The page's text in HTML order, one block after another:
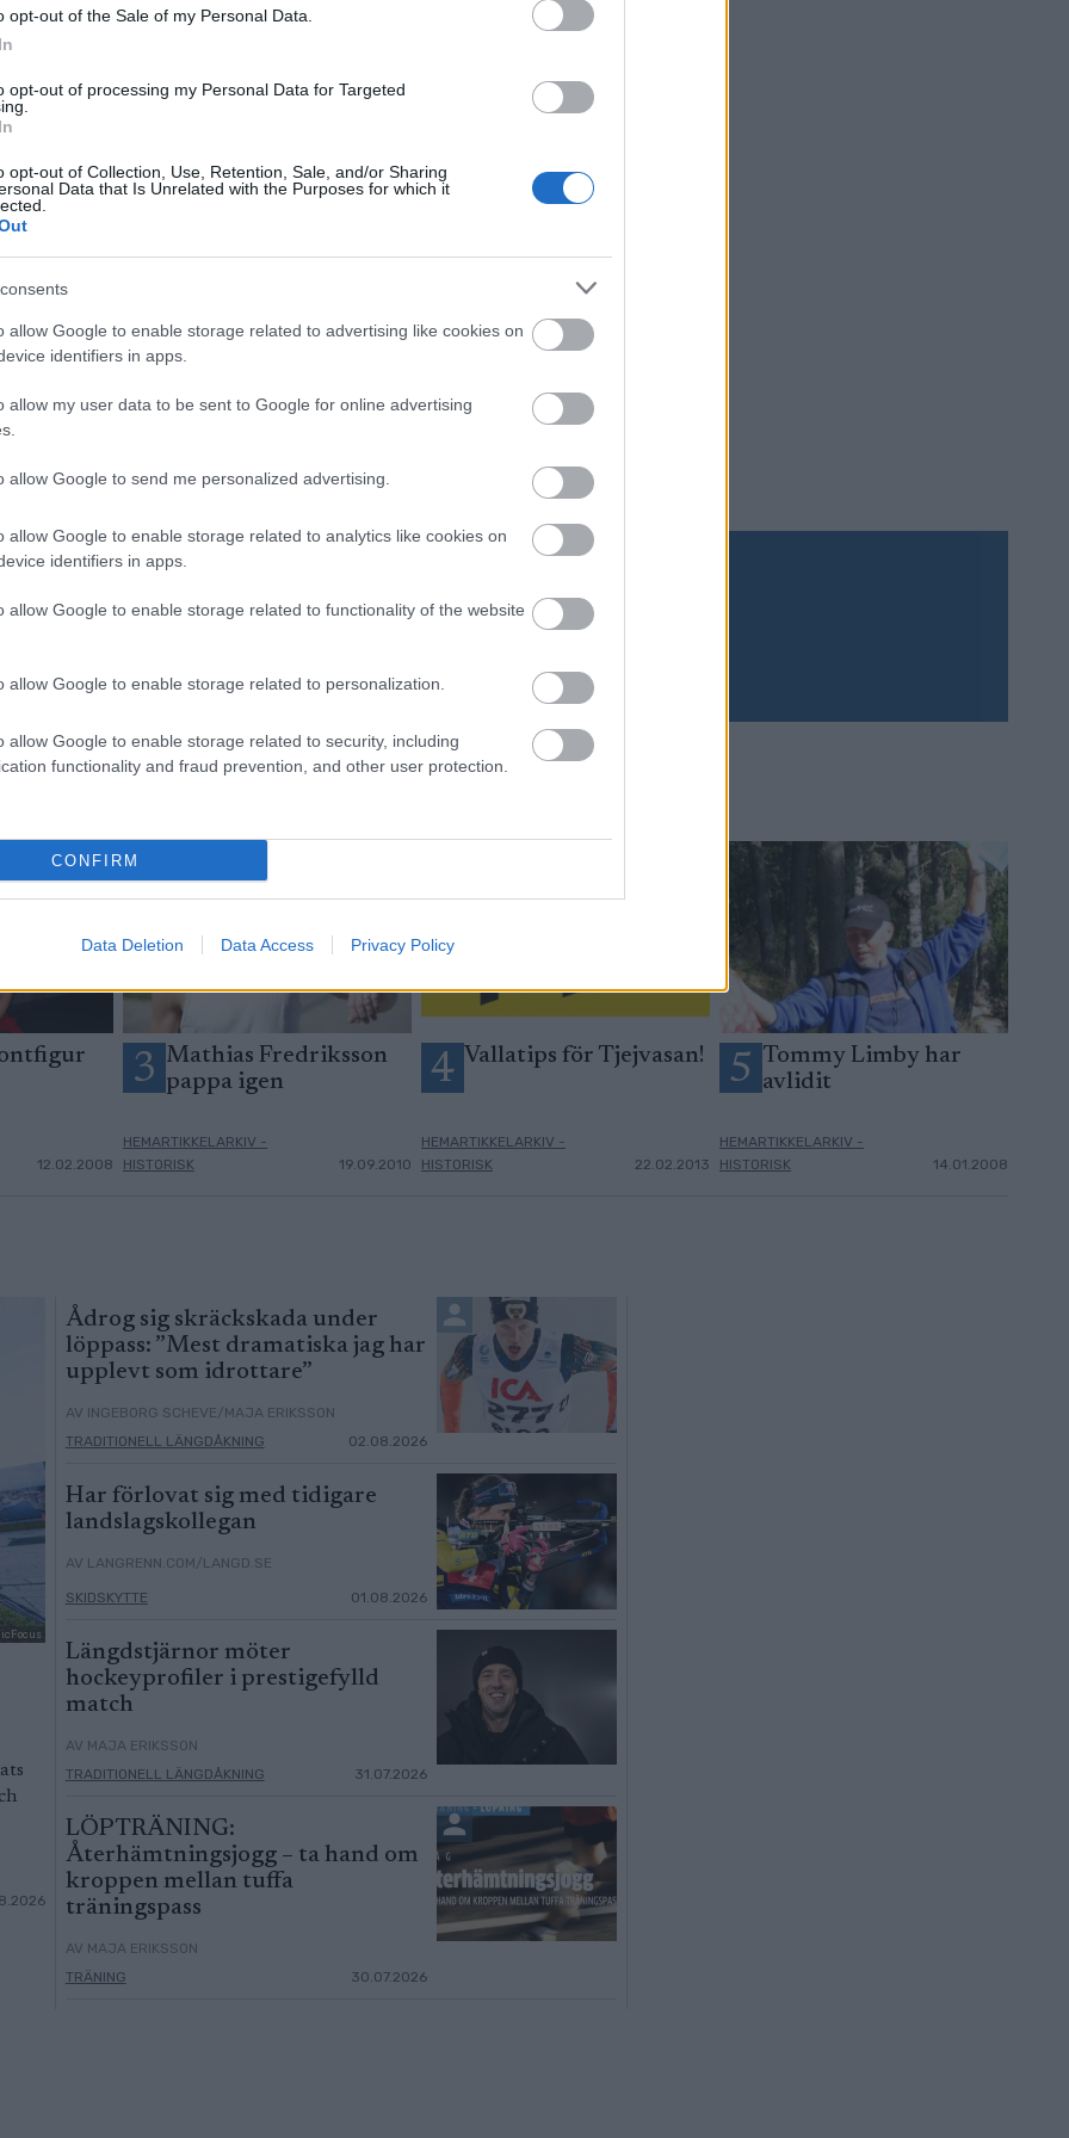
opt-out of the Sale of my Personal Data.
opt-out of processing my Personal Data for Targeted
opt-out of Collection, Use, Retention, Sale, and/or Sharing
Data that Is Unrelated with the Purposes for which it
allow Google to enable storage related to advertising like cookies on
identifiers in apps.
allow my user data to be sent to Google for online advertising
allow Google to send me personalized advertising.
allow Google to enable storage related to analytics like cookies on
identifiers in apps.
allow Google to enable storage related to functionality of the website
allow Google to enable storage related to personalization.
allow Google to enable storage related to security, including
functionality and fraud prevention, and other user protection.
CONFIRM
Data Deletion Data Access Privacy Policy
som han också ser möjligheterna med den här staven
marknadsföring.
omkring mig har jag tio personer som stöttar mig på
när elitmotionären Johan Sandberg tog sig in på en
den före detta vasaloppsvinnaren Daniel Thynell.
Framgångsdagen, Skellefteå Tillväxtgala.
Prenumerera
12.02.2008
3 Mathias Fredriksson
pappa igen
HEMARTIKKELARKIV -
HISTORISK
19.09.2010
4 Vallatips för Tjejvasan!
HEMARTIKKELARKIV -
HISTORISK
22.02.2013
5 Tommy Limby har
avlidit
HEMARTIKKELARKIV -
HISTORISK
14.01.2008
Ådrog sig skräckskada under
löppass: ”Mest dramatiska jag har
upplevt som idrottare”
AV INGEBORG SCHEVE/MAJA ERIKSSON
TRADITIONELL LÄNGDÅKNING
02.08.2026
Har förlovat sig med tidigare
landslagskollegan
AV LANGRENN.COM/LANGD.SE
SKIDSKYTTE 01.08.2026
Längdstjärnor möter
hockeyprofiler i prestigefylld
match
AV MAJA ERIKSSON
TRADITIONELL LÄNGDÅKNING
31.07.2026
LÖPTRÄNING:
Återhämtningsjogg – ta hand om
kroppen mellan tuffa
träningspass
AV MAJA ERIKSSON
TRÄNING
30.07.2026